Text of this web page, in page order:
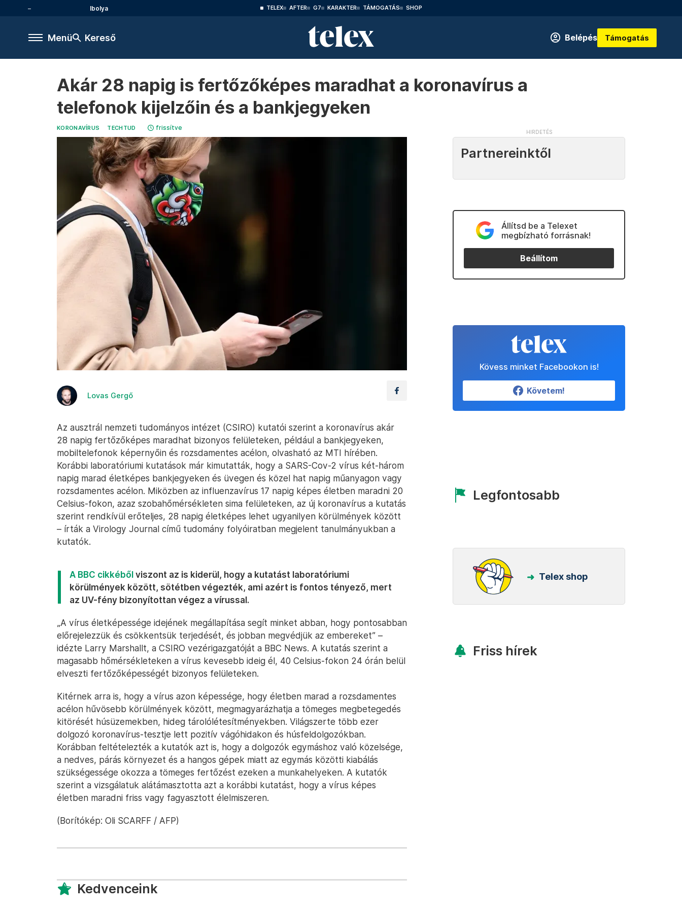
Ibolya TELEX AFTER G7 KARAKTER TÁMOGATÁS SHOP
Menü Kereső Belépés Támogatás
Akár 28 napig is fertőzőképes maradhat a koronavírus a
telefonok kijelzőin és a bankjegyeken
KORONAVÍRUS TECHTUD frissítve
Lovas Gergő
Az ausztrál nemzeti tudományos intézet (CSIRO) kutatói szerint a koronavírus akár
28 napig fertőzőképes maradhat bizonyos felületeken, például a bankjegyeken,
mobiltelefonok képernyőin és rozsdamentes acélon, olvasható az MTI hírében.
Korábbi laboratóriumi kutatások már kimutatták, hogy a SARS-Cov-2 vírus két-három
napig marad életképes bankjegyeken és üvegen és közel hat napig műanyagon vagy
rozsdamentes acélon. Miközben az influenzavírus 17 napig képes életben maradni 20
Celsius-fokon, azaz szobahőmérsékleten sima felületeken, az új koronavírus a kutatás
szerint rendkívül erőteljes, 28 napig életképes lehet ugyanilyen körülmények között
– írták a Virology Journal című tudomány folyóiratban megjelent tanulmányukban a
kutatók.
A BBC cikkébőlviszont az is kiderül, hogy a kutatást laboratóriumi
körülmények között, sötétben végezték, ami azért is fontos tényező, mert
az UV-fény bizonyítottan végez a vírussal.
„A vírus életképessége idejének megállapítása segít minket abban, hogy pontosabban
előrejelezzük és csökkentsük terjedését, és jobban megvédjük az embereket” –
idézte Larry Marshallt, a CSIRO vezérigazgatóját a BBC News. A kutatás szerint a
magasabb hőmérsékleteken a vírus kevesebb ideig él, 40 Celsius-fokon 24 órán belül
elveszti fertőzőképességét bizonyos felületeken.
Kitérnek arra is, hogy a vírus azon képessége, hogy életben marad a rozsdamentes
acélon hűvösebb körülmények között, megmagyarázhatja a tömeges megbetegedés
kitörését húsüzemekben, hideg tárolólétesítményekben. Világszerte több ezer
dolgozó koronavírus-tesztje lett pozitív vágóhidakon és húsfeldolgozókban.
Korábban feltételezték a kutatók azt is, hogy a dolgozók egymáshoz való közelsége,
a nedves, párás környezet és a hangos gépek miatt az egymás közötti kiabálás
szükségessége okozza a tömeges fertőzést ezeken a munkahelyeken. A kutatók
szerint a vizsgálatuk alátámasztotta azt a korábbi kutatást, hogy a vírus képes
életben maradni friss vagy fagyasztott élelmiszeren.
(Borítókép: Oli SCARFF / AFP)
Kedvenceink
Partnereinktől
Állítsd be a Telexet
megbízható forrásnak!
Beállítom
Kövess minket Facebookon is!
Követem!
Legfontosabb
Telex shop
Friss hírek